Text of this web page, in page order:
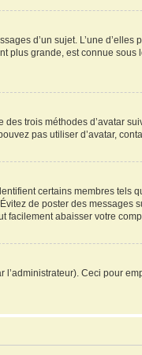
d’un sujet. L’une
grande, est connue
trois méthodes d’avatar
pas utiliser d’avatar,
certains membres tels
de poster des
facilement abaisser votre
Ceci pour